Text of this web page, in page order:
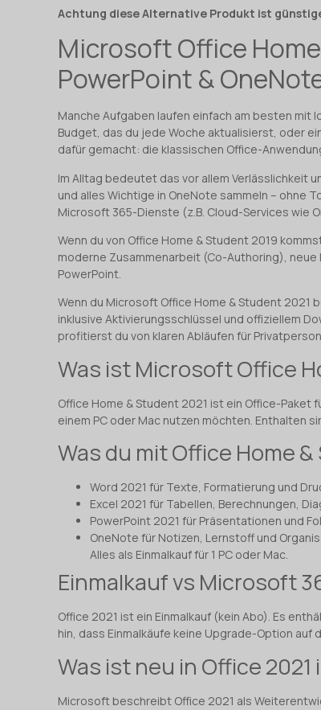
Achtung diese Alternative Produkt ist
Microsoft Office
PowerPoint &
Manche Aufgaben laufen einfach am besten mit
Budget, das du jede Woche aktualisierst, oder
dafür gemacht: die klassischen Office-
Im Alltag bedeutet das vor allem Verlässlichkeit
und alles Wichtige in OneNote sammeln – ohne
Microsoft 365-Dienste (z.B. Cloud-Services wie
Wenn du von Office Home & Student 2019
moderne Zusammenarbeit (Co-Authoring), neue
PowerPoint.
Wenn du Microsoft Office Home & Student 2021
inklusive Aktivierungsschlüssel und offiziellem
profitierst du von klaren Abläufen für
Was ist Microsoft Office
Office Home & Student 2021 ist ein Office-Paket
einem PC oder Mac nutzen möchten. Enthalten
Was du mit Office Home
Word 2021 für Texte, Formatierung und
Excel 2021 für Tabellen, Berechnungen,
PowerPoint 2021 für Präsentationen und
OneNote für Notizen, Lernstoff und
Alles als Einmalkauf für 1 PC oder Mac.
Einmalkauf vs Microsoft
Office 2021 ist ein Einmalkauf (kein Abo). Es
hin, dass Einmalkäufe keine Upgrade-Option
Was ist neu in Office 2021
Microsoft beschreibt Office 2021 als